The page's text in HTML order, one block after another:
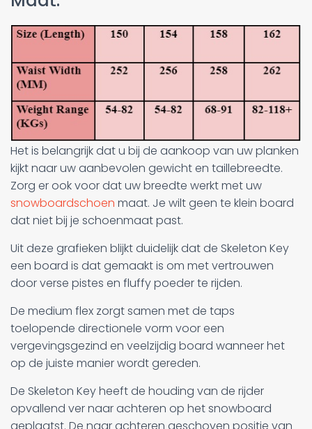
Het is belangrijk dat u bij de aankoop van uw planken
kijkt naar uw aanbevolen gewicht en taillebreedte.
Zorg er ook voor dat uw breedte werkt met uw
snowboardschoen maat. Je wilt geen te klein board
dat niet bij je schoenmaat past.
Uit deze grafieken blijkt duidelijk dat de Skeleton Key
een board is dat gemaakt is om met vertrouwen
door verse pistes en fluffy poeder te rijden.
De medium flex zorgt samen met de taps
toelopende directionele vorm voor een
vergevingsgezind en veelzijdig board wanneer het
op de juiste manier wordt gereden.
De Skeleton Key heeft de houding van de rijder
opvallend ver naar achteren op het snowboard
geplaatst. De naar achteren geschoven positie van